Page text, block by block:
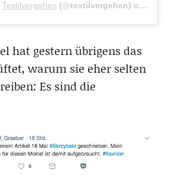
Textilvergehen (@textilvergehen) on
hat gestern übrigens das
warum sie eher selten
Es sind die